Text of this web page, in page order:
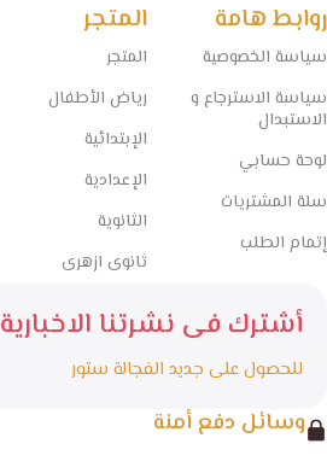
روابط هامة
سياسة الخصوصية
سياسة الاسترجاع و
الاستبدال
لوحة حسابي
سلة المشتريات
إتمام الطلب
المتجر
المتجر
رياض الأطفال
الإبتدائية
الإعدادية
الثانوية
ثانوى ازهرى
أشترك فى نشرتنا الاخبارية
للحصول على جديد الفجالة ستور
وسائل دفع أمنة